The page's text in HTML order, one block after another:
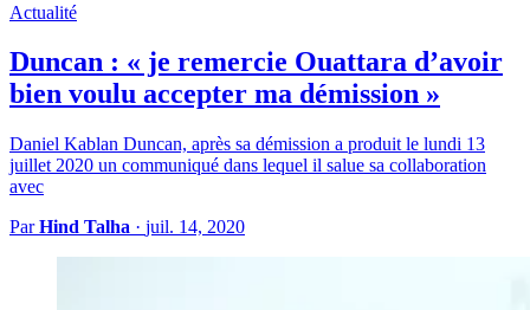
Actualité
Duncan : « je remercie Ouattara d’avoir
bien voulu accepter ma démission »
Daniel Kablan Duncan, après sa démission a produit le lundi 13
juillet 2020 un communiqué dans lequel il salue sa collaboration
avec
ParHind Talha · juil. 14, 2020